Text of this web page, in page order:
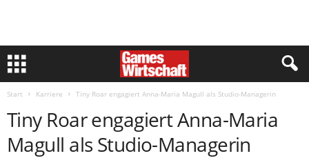
Start Karriere Tiny Roar engagiert Anna-Maria Magull als Studio-Managerin
Tiny Roar engagiert Anna-Maria
Magull als Studio-Managerin